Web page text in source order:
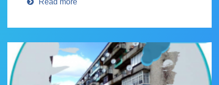
Read more